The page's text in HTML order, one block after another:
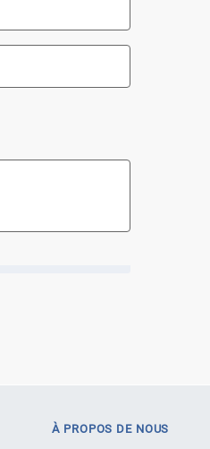
À PROPOS DE NOUS